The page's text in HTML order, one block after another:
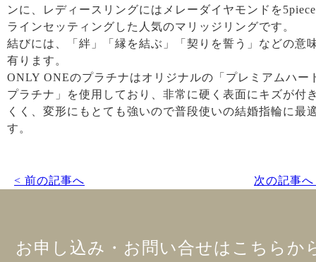
ンに、レディースリングにはメレーダイヤモンドを
ラインセッティングした人気のマリッジリングです。
結びには、「絆」「縁を結ぶ」「契りを誓う」などの意
有ります。
ONLY ONEのプラチナはオリジナルの「プレミアムハー
プラチナ」を使用しており、非常に硬く表面にキズが付
くく、変形にもとても強いので普段使いの結婚指輪に最
す。
< 前の記事へ 次の記事
お申し込み・お問い合せはこちらか